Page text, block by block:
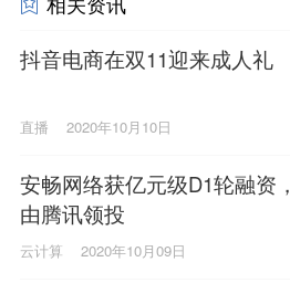
抖音电商在双11迎来成人礼
直播 2020年10月10日
安畅网络获亿元级D1轮融资，
由腾讯领投
云计算 2020年10月09日